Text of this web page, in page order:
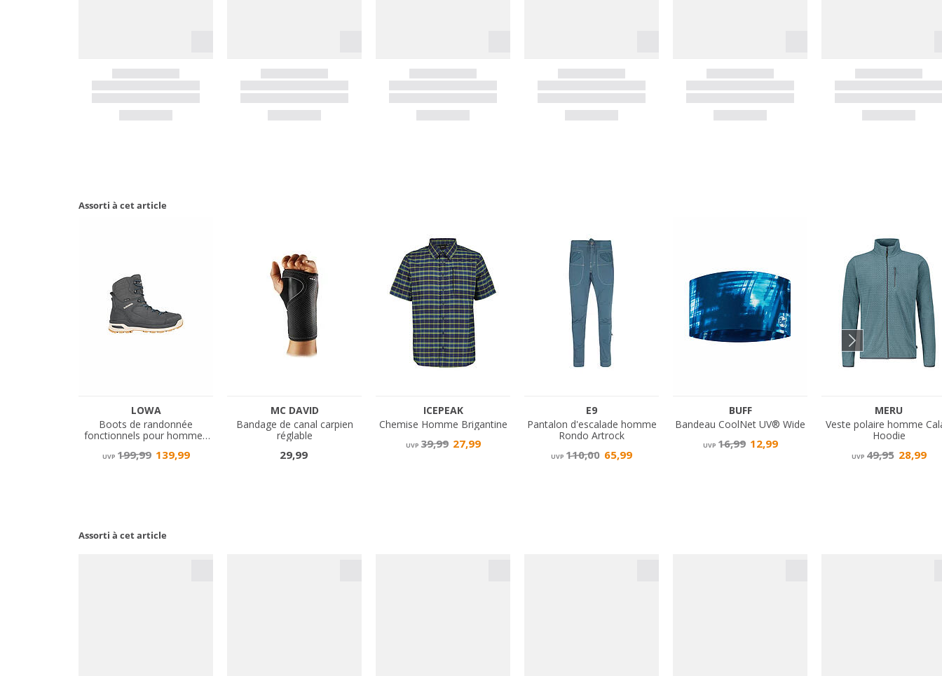
Assorti à cet article
Assorti à cet article